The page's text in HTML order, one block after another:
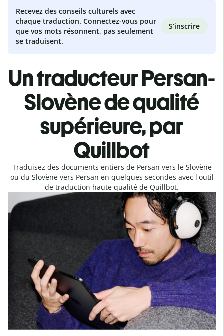
Recevez des conseils culturels avec
chaque traduction. Connectez-vous pour
que vos mots résonnent, pas seulement
se traduisent.
S’inscrire
Un traducteur Persan-
Slovène de qualité
supérieure, par
Quillbot
Traduisez des documents entiers de Persan vers le Slovène
ou du Slovène vers Persan en quelques secondes avec l'outil
de traduction haute qualité de Quillbot.